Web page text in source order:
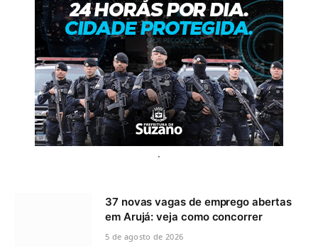
.
37 novas vagas de emprego abertas
em Arujá: veja como concorrer
5 de agosto de 2026